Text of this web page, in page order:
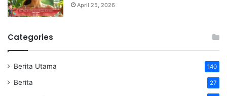
April 25, 2026
Categories
Berita Utama 140
Berita 27